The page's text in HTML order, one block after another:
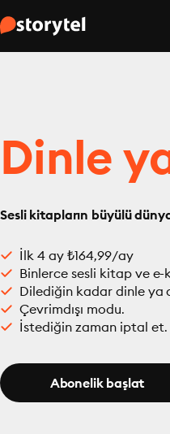
Dinle
Sesli kitapların büyülü
İlk 4 ay ₺164,99/ay
Binlerce sesli kitap ve e-
Dilediğin kadar dinle ya
Çevrimdışı modu.
İstediğin zaman iptal et.
Abonelik başlat